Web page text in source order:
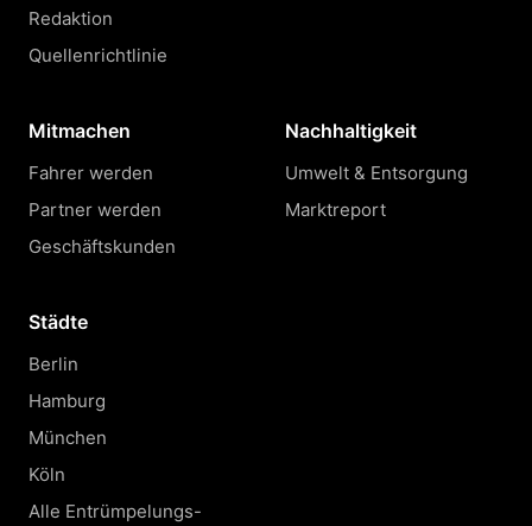
Redaktion
Quellenrichtlinie
Mitmachen
Fahrer werden
Partner werden
Geschäftskunden
Nachhaltigkeit
Umwelt & Entsorgung
Marktreport
Städte
Berlin
Hamburg
München
Köln
Alle Entrümpelungs-